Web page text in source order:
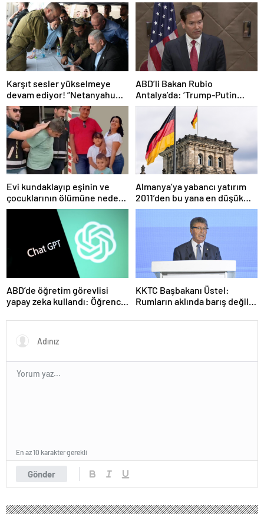
Karşıt sesler yükselmeye
devam ediyor! “Netanyahu
geleceğimizi Gazze’nin
kumlarına gömüyor”
ABD’li Bakan Rubio
Antalya’da: ‘Trump-Putin
görüşmedikçe başaramayız’
Evi kundaklayıp eşinin ve
çocuklarının ölümüne neden
olmuştu! Yeni görüntüler
Almanya’ya yabancı yatırım
2011’den bu yana en düşük
seviyede
ABD’de öğretim görevlisi
yapay zeka kullandı: Öğrenci
KKTC Başbakanı Üstel:
Rumların aklında barış değil
Gönder
En az 10 karakter gerekli